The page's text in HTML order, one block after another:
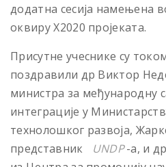
додатна сесија намењена
оквиру Х2020 пројеката.
Присутне учеснике су
поздравили др Виктор
министра за међународну
интеграције у
технолошког развоја,
представник
UNDP-а, и